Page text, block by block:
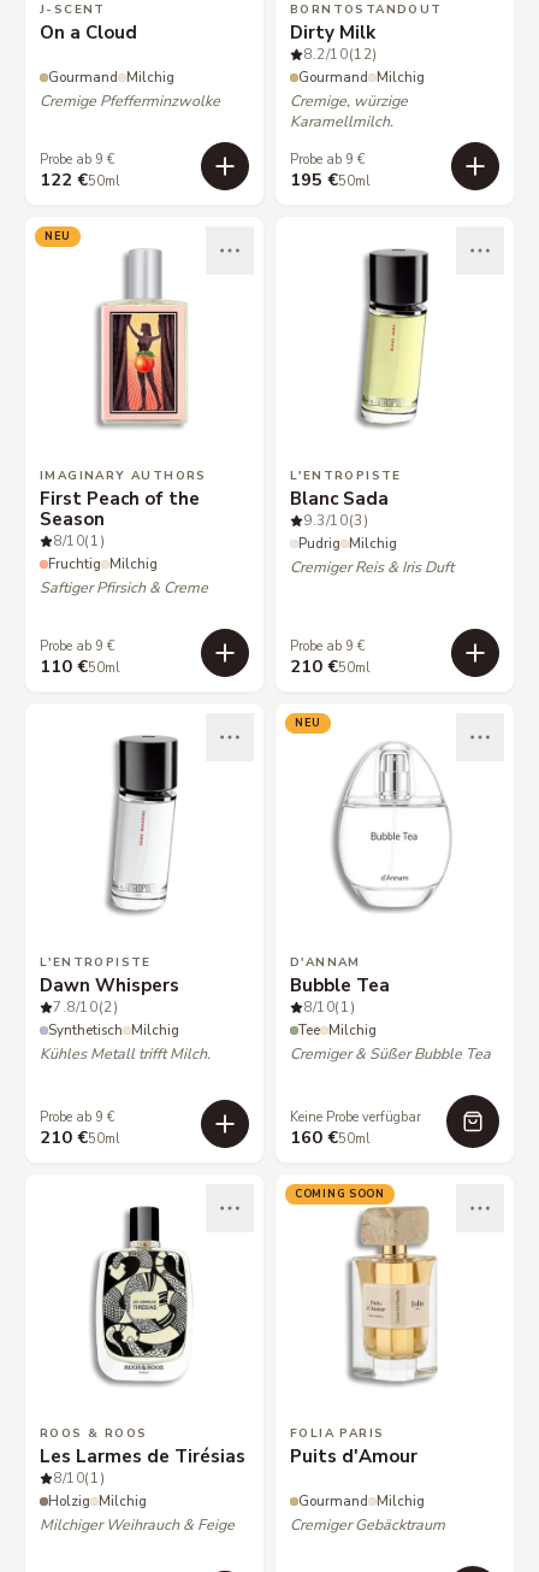
J-SCENT
On a Cloud
Gourmand Milchig
Cremige Pfefferminzwolke
Probe ab 9 €
122 €50ml
BORNTOSTANDOUT
Dirty Milk
8.2/10(12)
Gourmand Milchig
Cremige, würzige
Karamellmilch.
Probe ab 9 €
195 €50ml
NEU
IMAGINARY AUTHORS
First Peach of the
Season
8/10(1)
Fruchtig Milchig
Saftiger Pfirsich & Creme
Probe ab 9 €
110 €50ml
L'ENTROPISTE
Blanc Sada
9.3/10(3)
Pudrig Milchig
Cremiger Reis & Iris Duft
Probe ab 9 €
210 €50ml
L'ENTROPISTE
Dawn Whispers
7.8/10(2)
Synthetisch Milchig
Kühles Metall trifft Milch.
Probe ab 9 €
210 €50ml
NEU
D'ANNAM
Bubble Tea
8/10(1)
Tee Milchig
Cremiger & Süßer Bubble Tea
Keine Probe verfügbar
160 €50ml
ROOS & ROOS
Les Larmes de Tirésias
8/10(1)
Holzig Milchig
Milchiger Weihrauch & Feige
COMING SOON
FOLIA PARIS
Puits d'Amour
Gourmand Milchig
Cremiger Gebäcktraum